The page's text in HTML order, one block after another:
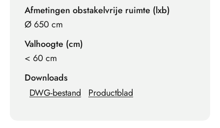
Afmetingen obstakelvrije ruimte (lxb)
Ø 650 cm
Valhoogte (cm)
< 60 cm
Downloads
DWG-bestand
Productblad